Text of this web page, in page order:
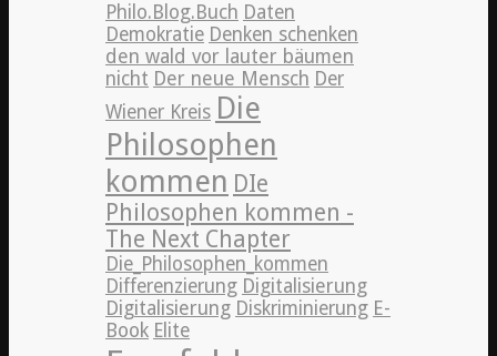
Philo.Blog.Buch Daten
Demokratie Denken schenken
den wald vor lauter bäumen
nicht Der neue Mensch Der
Wiener Kreis Die
Philosophen
kommen DIe
Philosophen kommen -
The Next Chapter
Die_Philosophen_kommen
Differenzierung Digitalisierung
Digitalisierung Diskriminierung E-
Book Elite